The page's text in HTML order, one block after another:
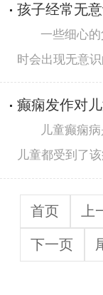
孩子经常无
一些细心
时会出现无意
癫痫发作对
儿童癫痫
儿童都受到了
首页 上
下一页